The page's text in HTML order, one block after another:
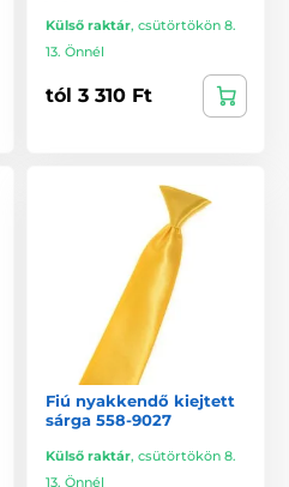
Külső raktár, csütörtökön 8.
13. Önnél
tól 3 310 Ft
Fiú nyakkendő kiejtett
sárga 558-9027
Külső raktár, csütörtökön 8.
13. Önnél